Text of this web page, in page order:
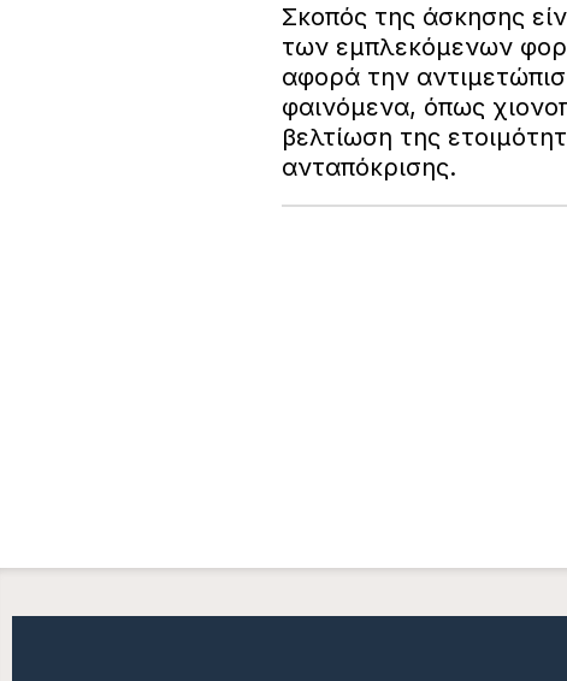
Σκοπός της άσκησης
των εμπλεκόμενων
αφορά την
φαινόμενα, όπως
βελτίωση της
ανταπόκρισης.